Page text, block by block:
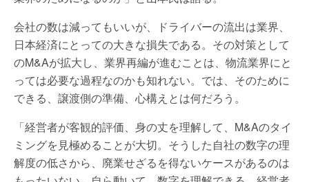
会社の数は減ってもいいが、ドライバーの流出は業界、
日本経済にとっての大きな損失である。その対策として
のM&Aが拡大し、業界再編が進むことは、物流業界にと
っては必要な過程なのかも知れない。では、そのために
できる、譲渡側の準備、心構えとは何だろう。
「経営者が客観的評価、身の丈を理解して、M&Aのタイ
ミングを見極めることが大切。そうした自社の数字の理
解度の低さから、廃業せざるを得ないケースがあるのは